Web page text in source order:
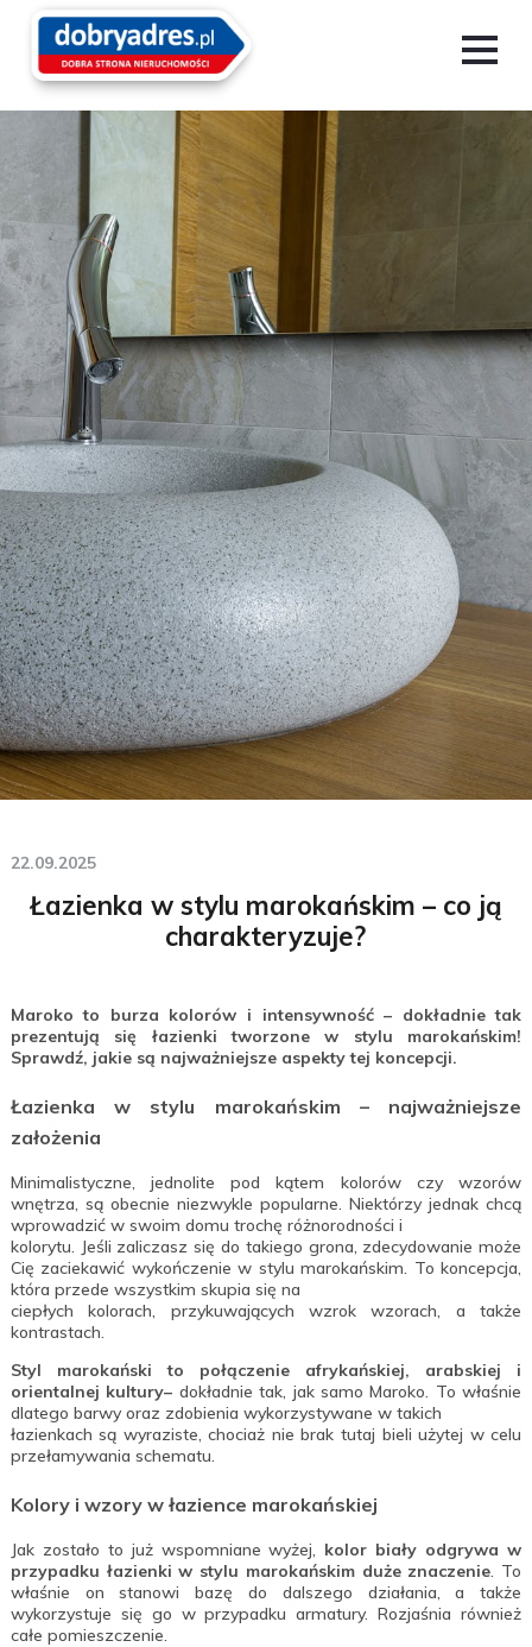
22.09.2025
Łazienka w stylu marokańskim – co ją
charakteryzuje?
Maroko to burza kolorów i intensywność – dokładnie tak
prezentują się łazienki tworzone w stylu marokańskim!
Sprawdź, jakie są najważniejsze aspekty tej koncepcji.
Łazienka w stylu marokańskim – najważniejsze
założenia
Minimalistyczne, jednolite pod kątem kolorów czy wzorów
wnętrza, są obecnie niezwykle popularne. Niektórzy jednak chcą
wprowadzić w swoim domu trochę różnorodności i
kolorytu. Jeśli zaliczasz się do takiego grona, zdecydowanie może
Cię zaciekawić wykończenie w stylu marokańskim. To koncepcja,
która przede wszystkim skupia się na
ciepłych kolorach, przykuwających wzrok wzorach, a także
kontrastach.
Styl marokański to połączenie afrykańskiej, arabskiej i
orientalnej kultury– dokładnie tak, jak samo Maroko. To właśnie
dlatego barwy oraz zdobienia wykorzystywane w takich
łazienkach są wyraziste, chociaż nie brak tutaj bieli użytej w celu
przełamywania schematu.
Kolory i wzory w łazience marokańskiej
Jak zostało to już wspomniane wyżej, kolor biały odgrywa w
przypadku łazienki w stylu marokańskim duże znaczenie. To
właśnie on stanowi bazę do dalszego działania, a także
wykorzystuje się go w przypadku armatury. Rozjaśnia również
całe pomieszczenie.